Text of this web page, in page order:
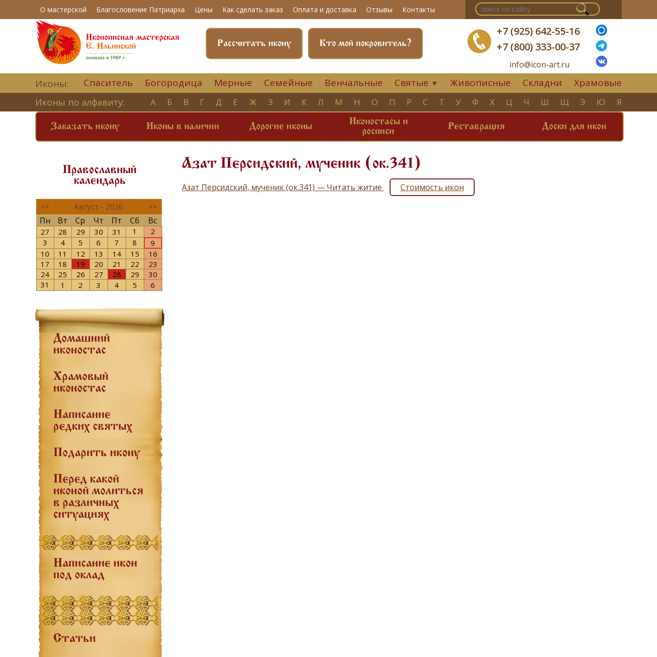
О мастерской Благословение Патриарха Цены Как сделать заказ Оплата и доставка Отзывы Контакты
+7 (925) 642-55-16
+7 (800) 333-00-37
info@icon-art.ru
Кто мой покровитель?
Рассчитать икону
Иконы: Спаситель Богородица Мерные Семейные Венчальные Святые ▼ Живописные Складни Храмовые
Иконы по алфавиту: А Б В Г Д Е Ж З И К Л М Н О П Р С Т У Ф Х Ц Ч Ш Щ Э Ю Я
Заказать икону Иконы в наличии Дорогие иконы
Иконостасы и
росписи
Реставрация Доски для икон
Православный
календарь
<< Август - 2026
>>
Пн
Вт Ср Чт Пт Сб Вс
27 28 29 30 31 1
2
3
4 5 6 7 8
9
10
11 12 13 14 15
16
17
18 19 20 21 22
23
24
25 26 27 28 29
30
31
1 2 3 4 5 6
Домашний
иконостас
Храмовый
иконостас
Написание
редких святых
Подарить икону
Перед какой
иконой молиться
в различных
ситуациях
Написание икон
под оклад
Статьи
Азат Персидский, мученик (ок.341)
Азат Персидский, мученик (ок.341) — Читать житие Стоимость икон